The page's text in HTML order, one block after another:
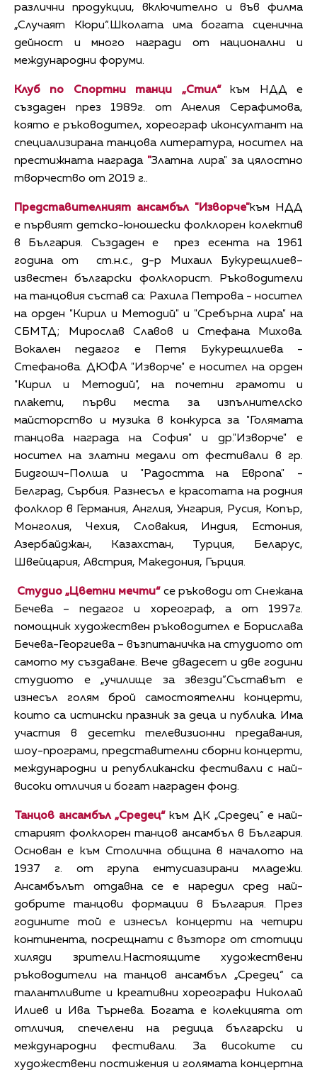
различни продукции, включително и във филма
„Случаят Кюри“.Школата има богата сценична
дейност и много награди от национални и
международни форуми.
Клуб по Спортни танци „Стил“
към НДД е
създаден през 1989г. от Анелия Серафимова,
която е ръководител, хореограф иконсултант на
специализирана танцова литература, носител на
престижната награда"Златна лира" за цялостно
творчество oт 2019 г..
Представителният ансамбъл "Изворче"към НДД
е първият детско-юношески фолклорен колектив
в България. Създаден е през есента на 1961
година от ст.н.с., д-р Михаил Букурещлиев–
известен български фолклорист. Ръководители
на танцовия състав са: Рахила Петрова - носител
на орден "Кирил и Методий" и "Сребърна лира" на
СБМТД; Мирослав Славов и Стефана Михова.
Вокален педагог е Петя Букурещлиева -
Стефанова. ДЮФА "Изворче" е носител на орден
"Кирил и Методий", на почетни грамоти и
плакети, първи места за изпълнителско
майсторство и музика в конкурса за "Голямата
танцова награда на София" и др."Изворче" е
носител на златни медали от фестивали в гр.
Бидгошч-Полша и "Радостта на Европа" -
Белград, Сърбия. Разнесъл е красотата на родния
фолклор в Германия, Англия, Унгария, Русия, Копър,
Монголия, Чехия, Словакия, Индия, Естония,
Азербайджан, Казахстан, Турция, Беларус,
Швейцария, Австрия, Македония, Гърция.
Студио „Цветни мечти“се ръководи от Снежана
Бечева – педагог и хореограф, а от 1997г.
помощник художествен ръководител е Борислава
Бечева-Георгиева – възпитаничка на студиото от
самото му създаване. Вече двадесет и две години
студиото е „училище за звезди”.Съставът е
изнесъл голям брой самостоятелни концерти,
които са истински празник за деца и публика. Има
участия в десетки телевизионни предавания,
шоу-програми, представителни сборни концерти,
международни и републикански фестивали с най-
високи отличия и богат награден фонд.
Танцов ансамбъл „Средец“ към ДК „Средец“ е най-
старият фолклорен танцов ансамбъл в България.
Основан е към Столична община в началото на
1937 г. от група ентусиазирани младежи.
Ансамбълът отдавна се е наредил сред най-
добрите танцови формации в България. През
годините той е изнесъл концерти на четири
континента, посрещнати с възторг от стотици
хиляди зрители.Настоящите художествени
ръководители на танцов ансамбъл „Средец“ са
талантливите и креативни хореографи Николай
Илиев и Ива Търнева. Богата е колекцията от
отличия, спечелени на редица български и
международни фестивали. За високите си
художествени постижения и голямата концертна